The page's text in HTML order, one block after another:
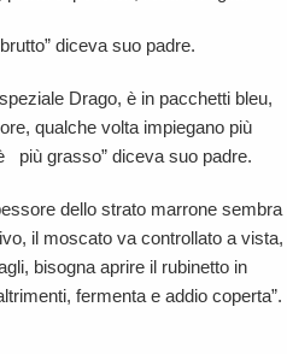
diceva suo padre.
Drago, è in pacchetti bleu,
qualche volta impiegano più
più grasso” diceva suo padre.
dello strato marrone sembra
il moscato va controllato a vista,
bisogna aprire il rubinetto in
fermenta e addio coperta”.